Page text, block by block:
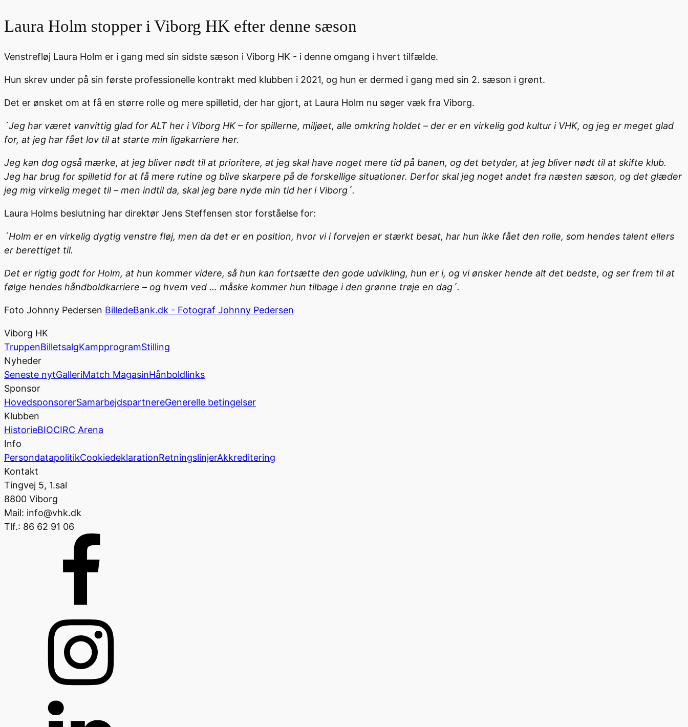
Laura Holm stopper i Viborg HK efter denne sæson
Venstrefløj Laura Holm er i gang med sin sidste sæson i Viborg HK - i denne omgang i hvert tilfælde.
Hun skrev under på sin første professionelle kontrakt med klubben i 2021, og hun er dermed i gang med sin 2. sæson i grønt.
Det er ønsket om at få en større rolle og mere spilletid, der har gjort, at Laura Holm nu søger væk fra Viborg.
´Jeg har været vanvittig glad for ALT her i Viborg HK – for spillerne, miljøet, alle omkring holdet – der er en virkelig god kultur i VHK, og jeg er meget glad
for, at jeg har fået lov til at starte min ligakarriere her.
Jeg kan dog også mærke, at jeg bliver nødt til at prioritere, at jeg skal have noget mere tid på banen, og det betyder, at jeg bliver nødt til at skifte klub.
Jeg har brug for spilletid for at få mere rutine og blive skarpere på de forskellige situationer. Derfor skal jeg noget andet fra næsten sæson, og det glæder
jeg mig virkelig meget til – men indtil da, skal jeg bare nyde min tid her i Viborg´.
Laura Holms beslutning har direktør Jens Steffensen stor forståelse for:
´Holm er en virkelig dygtig venstre fløj, men da det er en position, hvor vi i forvejen er stærkt besat, har hun ikke fået den rolle, som hendes talent ellers
er berettiget til.
Det er rigtig godt for Holm, at hun kommer videre, så hun kan fortsætte den gode udvikling, hun er i, og vi ønsker hende alt det bedste, og ser frem til at
følge hendes håndboldkarriere – og hvem ved … måske kommer hun tilbage i den grønne trøje en dag´.
Foto Johnny Pedersen BilledeBank.dk - Fotograf Johnny Pedersen
Viborg HK
TruppenBilletsalgKampprogramStilling
Nyheder
Seneste nytGalleriMatch MagasinHånboldlinks
Sponsor
HovedsponsorerSamarbejdspartnereGenerelle betingelser
Klubben
HistorieBIOCIRC Arena
Info
PersondatapolitikCookiedeklarationRetningslinjerAkkreditering
Kontakt
Tingvej 5, 1.sal
8800 Viborg
Mail: info@vhk.dk
Tlf.: 86 62 91 06